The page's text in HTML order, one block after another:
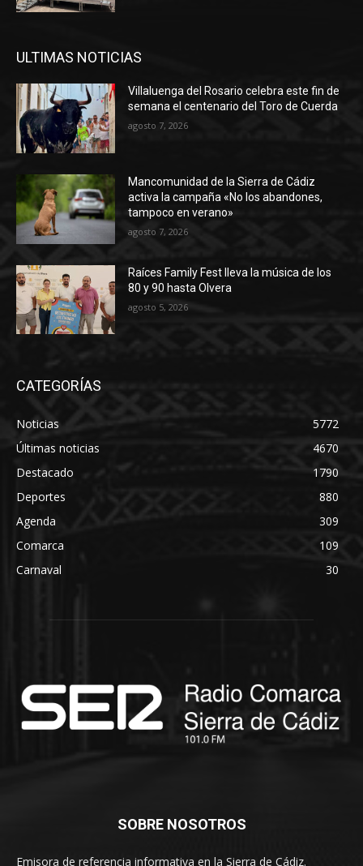
ULTIMAS NOTICIAS
Villaluenga del Rosario celebra este fin de
semana el centenario del Toro de Cuerda
agosto 7, 2026
Mancomunidad de la Sierra de Cádiz
activa la campaña «No los abandones,
tampoco en verano»
agosto 7, 2026
Raíces Family Fest lleva la música de los
80 y 90 hasta Olvera
agosto 5, 2026
CATEGORÍAS
Noticias
5772
Últimas noticias
4670
Destacado
1790
Deportes
880
Agenda
309
Comarca
109
Carnaval
30
SOBRE NOSOTROS
Emisora de referencia informativa en la Sierra de Cádiz.